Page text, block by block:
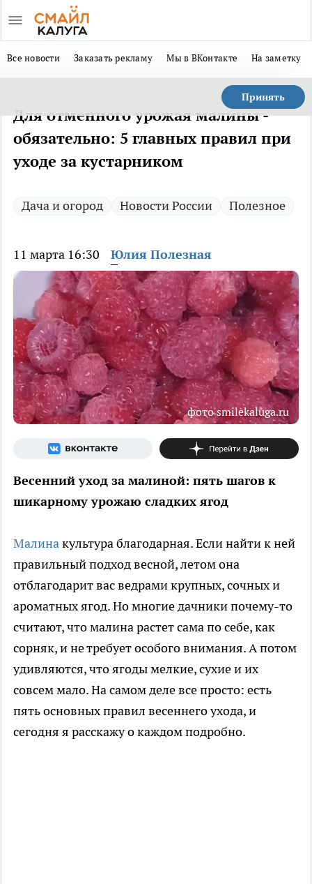
Все новости Заказать рекламу Мы в ВКонтакте На заметку
Принять
Для отменного урожая малины -
обязательно: 5 главных правил при
уходе за кустарником
Дача и огород Новости России Полезное
11 марта 16:30 Юлия Полезная
фото smilekaluga.ru
Весенний уход за малиной: пять шагов к
шикарному урожаю сладких ягод
Малинакультура благодарная. Если найти к ней
правильный подход весной, летом она
отблагодарит вас ведрами крупных, сочных и
ароматных ягод. Но многие дачники почему-то
считают, что малина растет сама по себе, как
сорняк, и не требует особого внимания. А потом
удивляются, что ягоды мелкие, сухие и их
совсем мало. На самом деле все просто: есть
пять основных правил весеннего ухода, и
сегодня я расскажу о каждом подробно.